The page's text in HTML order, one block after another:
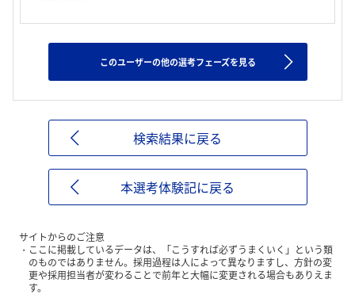
このユーザーの他の選考フェーズを見る
検索結果に戻る
本選考体験記に戻る
サイトからのご注意
ここに掲載しているデータは、「こうすれば必ずうまくいく」という類
のものではありません。採用過程は人によって異なりますし、方針の変
更や採用担当者が変わることで前年と大幅に変更される場合もありえま
す。